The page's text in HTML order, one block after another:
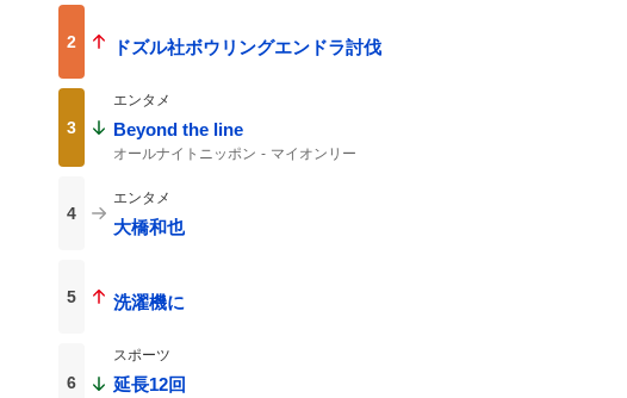
2 ドズル社ボウリングエンドラ討伐
3
エンタメ
Beyond the line
オールナイトニッポン
マイオンリー
4
エンタメ
大橋和也
5 洗濯機に
6
スポーツ
延長12回